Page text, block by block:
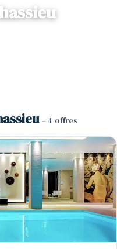
– 4 offres